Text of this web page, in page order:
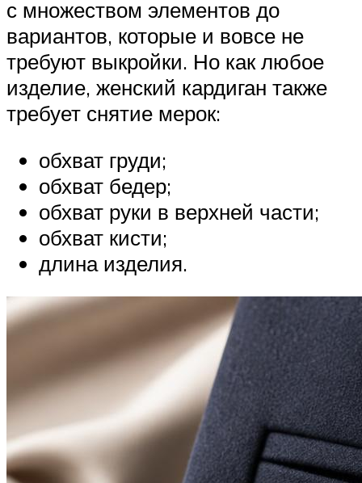
с множеством элементов до
вариантов, которые и вовсе не
требуют выкройки. Но как любое
изделие, женский кардиган также
требует снятие мерок:
обхват груди;
обхват бедер;
обхват руки в верхней части;
обхват кисти;
длина изделия.